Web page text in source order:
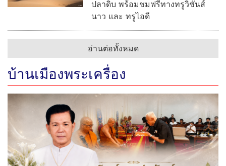
"สุนันท์ ตาปสนันท์" หนึ่งในมือบริหาร น.ส.พ.บ้านเมือง จาก
ไป "ทิ้งไว้แต่คุณงามความดี 44 ปีแห่งความทรงจำ"
พระเด่นคนดังบ้านเมือง (2 ส.ค.69)